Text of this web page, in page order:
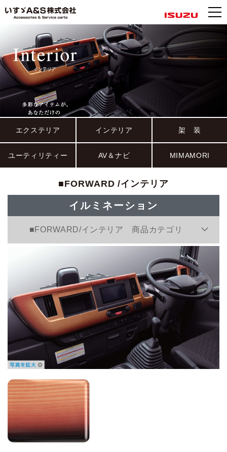
エクステリア インテリア 架 装
ユーティリティー AV＆ナビ MIMAMORI
■FORWARD /インテリア
イルミネーション
■FORWARD/インテリア 商品カテゴリ